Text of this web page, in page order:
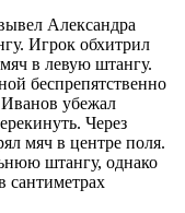
Александра
Игрок обхитрил
в левую штангу.
беспрепятственно
убежал
Через
мяч в центре поля.
штангу, однако
сантиметрах